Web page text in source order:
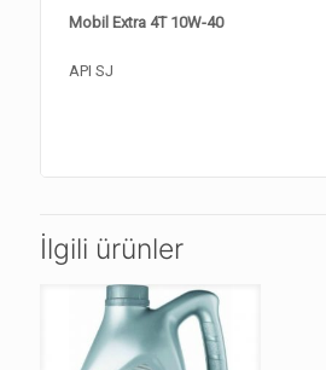
Mobil Extra 4T 10W-40
API SJ
İlgili ürünler